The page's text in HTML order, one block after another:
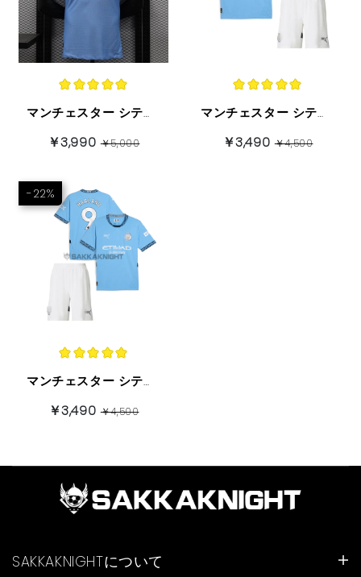
マンチェスター シティ ユニフォーム 24/25 ホーム プレイヤーバージョン 半袖
￥3,990￥5,000
マンチェスター シティ 子供セット 24/25 ホーム
￥3,490￥4,500
-22%
マンチェスター シティ 子供セット 24/25 ホーム 半袖 9 番 Haaland
￥3,490￥4,500
SAKKAKNIGHTについて